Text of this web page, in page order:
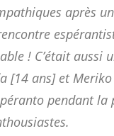
après
! C’était aussi
[14 ans] et
pendant la